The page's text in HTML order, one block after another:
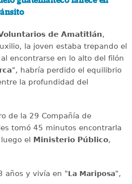
de Amatitlán,
la joven estaba trepando el
encontrarse en lo alto del filón
", habría perdido el equilibrio
la profundidad del
de la 29 Compañía de
tomó 45 minutos encontrarla
el Ministerio Público,
años y vivía en "La Mariposa",